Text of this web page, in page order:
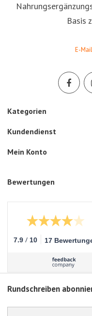
Basis
E-Mail
Kategorien
Kundendienst
Mein Konto
Bewertungen
7.9 / 10 17
Rundschreiben